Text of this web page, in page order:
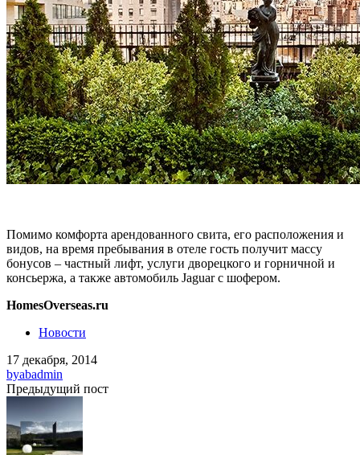
Помимо комфорта арендованного свита, его расположения и
видов, на время пребывания в отеле гость получит массу
бонусов – частный лифт, услуги дворецкого и горничной и
консьержа, а также автомобиль Jaguar с шофером.
HomesOverseas.ru
Новости
17 декабря, 2014
byabadmin
Предыдущий пост